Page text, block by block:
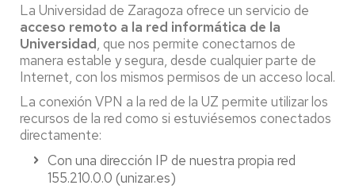
La Universidad de Zaragoza ofrece un servicio de
acceso remoto a la red informática de la
Universidad, que nos permite conectarnos de
manera estable y segura, desde cualquier parte de
Internet, con los mismos permisos de un acceso local.
La conexión VPN a la red de la UZ permite utilizar los
recursos de la red como si estuviésemos conectados
directamente:
Con una dirección IP de nuestra propia red
155.210.0.0 (unizar.es)